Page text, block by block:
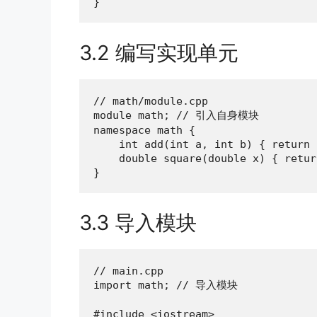
3.2 编写实现单元
// math/module.cpp
module math; // 引入自身模块
namespace math {
int add(int a, int b) { return
double square(double x) {
}
3.3 导入模块
// main.cpp
import math; // 导入模块
#include <iostream>